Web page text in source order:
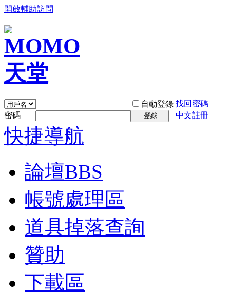
開啟輔助訪問
自動登錄 找回密碼
密碼
登錄 中文註冊
快捷導航
論壇BBS
帳號處理區
道具掉落查詢
贊助
下載區